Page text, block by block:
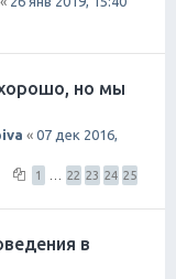
но мы
« 07 дек 2016,
1 22 23 24 25
в